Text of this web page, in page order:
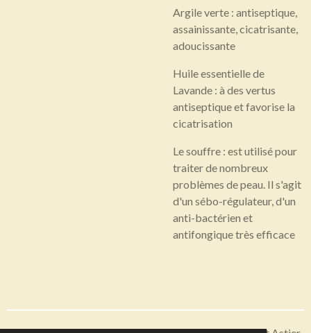
Argile verte : antiseptique,
assainissante, cicatrisante,
adoucissante
Huile essentielle de
Lavande : à des vertus
antiseptique et favorise la
cicatrisation
Le souffre : est utilisé pour
traiter de nombreux
problèmes de peau. Il s'agit
d'un sébo-régulateur, d'un
anti-bactérien et
antifongique très efficace